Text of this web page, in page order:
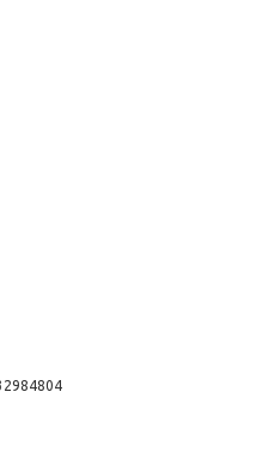
nostre novità, potrai
quando desideri.